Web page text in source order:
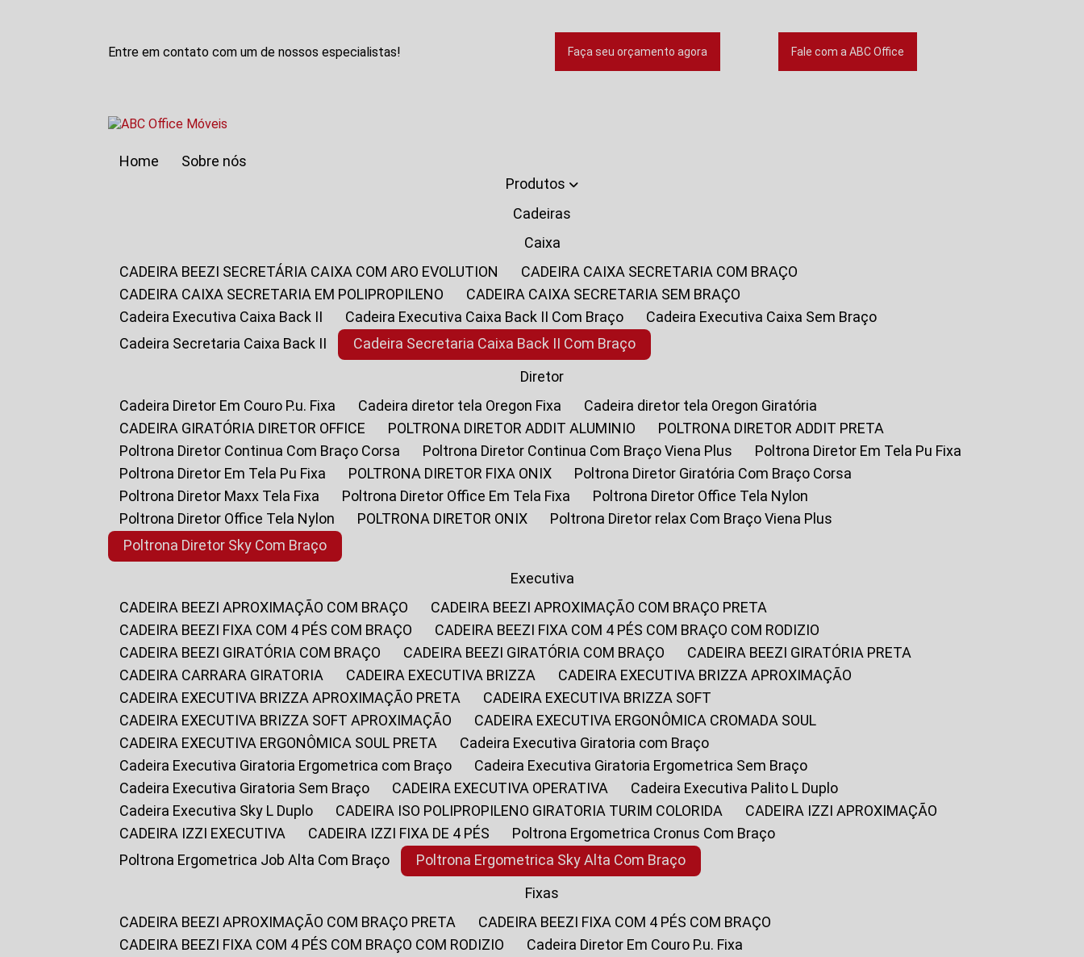
Entre em contato com um de nossos especialistas! Faça seu orçamento agora Fale com a ABC Office
Home
Sobre nós
Produtos
Cadeiras
Caixa
CADEIRA BEEZI SECRETÁRIA CAIXA COM ARO EVOLUTION
CADEIRA CAIXA SECRETARIA COM BRAÇO
CADEIRA CAIXA SECRETARIA EM POLIPROPILENO
CADEIRA CAIXA SECRETARIA SEM BRAÇO
Cadeira Executiva Caixa Back II
Cadeira Executiva Caixa Back II Com Braço
Cadeira Executiva Caixa Sem Braço
Cadeira Secretaria Caixa Back II
Cadeira Secretaria Caixa Back II Com Braço
Diretor
Cadeira Diretor Em Couro P.u. Fixa
Cadeira diretor tela Oregon Fixa
Cadeira diretor tela Oregon Giratória
CADEIRA GIRATÓRIA DIRETOR OFFICE
POLTRONA DIRETOR ADDIT ALUMINIO
POLTRONA DIRETOR ADDIT PRETA
Poltrona Diretor Continua Com Braço Corsa
Poltrona Diretor Continua Com Braço Viena Plus
Poltrona Diretor Em Tela Pu Fixa
Poltrona Diretor Em Tela Pu Fixa
POLTRONA DIRETOR FIXA ONIX
Poltrona Diretor Giratória Com Braço Corsa
Poltrona Diretor Maxx Tela Fixa
Poltrona Diretor Office Em Tela Fixa
Poltrona Diretor Office Tela Nylon
Poltrona Diretor Office Tela Nylon
POLTRONA DIRETOR ONIX
Poltrona Diretor relax Com Braço Viena Plus
Poltrona Diretor Sky Com Braço
Executiva
CADEIRA BEEZI APROXIMAÇÃO COM BRAÇO
CADEIRA BEEZI APROXIMAÇÃO COM BRAÇO PRETA
CADEIRA BEEZI FIXA COM 4 PÉS COM BRAÇO
CADEIRA BEEZI FIXA COM 4 PÉS COM BRAÇO COM RODIZIO
CADEIRA BEEZI GIRATÓRIA COM BRAÇO
CADEIRA BEEZI GIRATÓRIA COM BRAÇO
CADEIRA BEEZI GIRATÓRIA PRETA
CADEIRA CARRARA GIRATORIA
CADEIRA EXECUTIVA BRIZZA
CADEIRA EXECUTIVA BRIZZA APROXIMAÇÃO
CADEIRA EXECUTIVA BRIZZA APROXIMAÇÃO PRETA
CADEIRA EXECUTIVA BRIZZA SOFT
CADEIRA EXECUTIVA BRIZZA SOFT APROXIMAÇÃO
CADEIRA EXECUTIVA ERGONÔMICA CROMADA SOUL
CADEIRA EXECUTIVA ERGONÔMICA SOUL PRETA
Cadeira Executiva Giratoria com Braço
Cadeira Executiva Giratoria Ergometrica com Braço
Cadeira Executiva Giratoria Ergometrica Sem Braço
Cadeira Executiva Giratoria Sem Braço
CADEIRA EXECUTIVA OPERATIVA
Cadeira Executiva Palito L Duplo
Cadeira Executiva Sky L Duplo
CADEIRA ISO POLIPROPILENO GIRATORIA TURIM COLORIDA
CADEIRA IZZI APROXIMAÇÃO
CADEIRA IZZI EXECUTIVA
CADEIRA IZZI FIXA DE 4 PÉS
Poltrona Ergometrica Cronus Com Braço
Poltrona Ergometrica Job Alta Com Braço
Poltrona Ergometrica Sky Alta Com Braço
Fixas
CADEIRA BEEZI APROXIMAÇÃO COM BRAÇO PRETA
CADEIRA BEEZI FIXA COM 4 PÉS COM BRAÇO
CADEIRA BEEZI FIXA COM 4 PÉS COM BRAÇO COM RODIZIO
Cadeira Diretor Em Couro P.u. Fixa